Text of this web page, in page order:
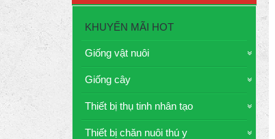
KHUYẾN MÃI HOT
Giống vật nuôi
Giống cây
Thiết bị thụ tinh nhân tạo
Thiết bị chăn nuôi thú y